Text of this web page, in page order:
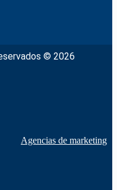
© 2026
Agencias de marketing